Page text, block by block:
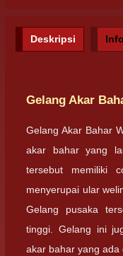
Deskripsi
Gelang Akar
Gelang Akar Bahar
akar bahar yang
tersebut memiliki
menyerupai ular
Gelang pusaka
tinggi. Gelang ini
akar bahar yang ada